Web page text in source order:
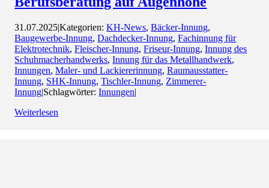
31.07.2025|Kategorien:KH-News,Bäcker-Innung,
Baugewerbe-Innung,Dachdecker-Innung,Fachinnung für
Elektrotechnik,Fleischer-Innung,Friseur-Innung,Innung des
Schuhmacherhandwerks,Innung für das Metallhandwerk,
Innungen,Maler- und Lackiererinnung,Raumausstatter-
Innung, SHK-Innung,Tischler-Innung, Zimmerer-
Innung|Schlagwörter:Innungen|
Weiterlesen